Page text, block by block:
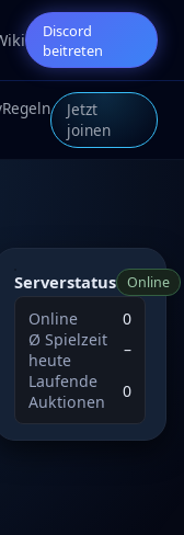
Discord
beitreten
Regeln
Jetzt
joinen
Serverstatus Online
Online
0
Ø Spielzeit
heute
–
Laufende
Auktionen
0